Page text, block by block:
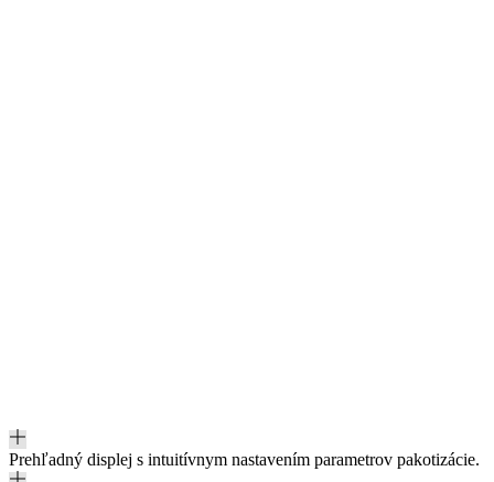
Prehľadný displej s intuitívnym nastavením parametrov pakotizácie.